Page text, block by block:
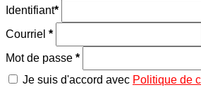
Identifiant*
Courriel *
Mot de passe *
Je suis d'accord avec Politique de